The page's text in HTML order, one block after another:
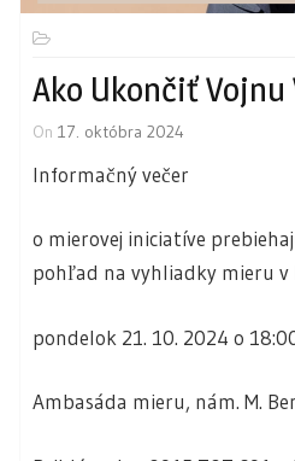
Ako Ukončiť Vojnu
On 17. októbra 2024
Informačný večer
o mierovej iniciatíve
pohľad na vyhliadky mieru v
pondelok 21. 10. 2024 o
Ambasáda mieru, nám. M.